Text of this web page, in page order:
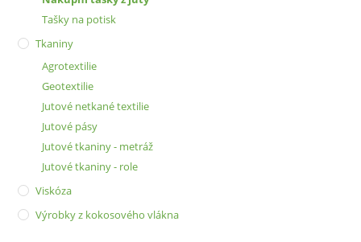
Tašky na potisk
Tkaniny
Agrotextilie
Geotextilie
Jutové netkané textilie
Jutové pásy
Jutové tkaniny - metráž
Jutové tkaniny - role
Viskóza
Výrobky z kokosového vlákna